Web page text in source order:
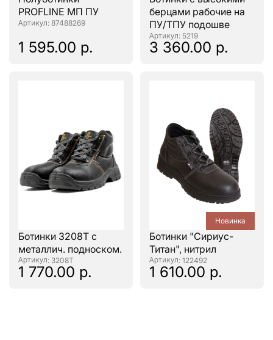
PROFLINE МП ПУ
: 87488269
1 595.00 р.
берцами рабочие на
ПУ/ТПУ подошве
: 5219
3 360.00 р.
Ботинки 3208Т с
металлич. подноском.
: 3208Т
1 770.00 р.
Новинка
Ботинки "Сириус-
Титан", нитрил
: 122492
1 610.00 р.